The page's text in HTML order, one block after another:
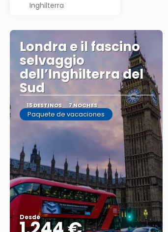
Londra e il fascino
selvaggio
dell’Inghilterra del
Sud
15 DESTINOS 7 NOCHES
Paquete de vacaciones
Desde